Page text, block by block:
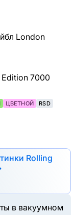
London
Edition 7000
ЦВЕТНОЙ RSD
Rolling
в вакуумном